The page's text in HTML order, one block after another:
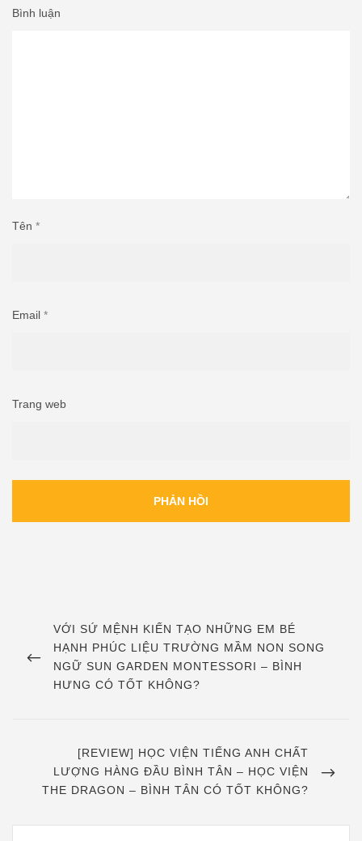
Bình luận
Tên *
Email *
Trang web
hướng
bài
PREVIOUS
POST
VỚI SỨ MỆNH KIẾN TẠO NHỮNG EM BÉ
HẠNH PHÚC LIỆU TRƯỜNG MẦM NON SONG
NGỮ SUN GARDEN MONTESSORI – BÌNH
HƯNG CÓ TỐT KHÔNG?
NEXT
POST
[REVIEW] HỌC VIỆN TIẾNG ANH CHẤT
LƯỢNG HÀNG ĐẦU BÌNH TÂN – HỌC VIỆN
THE DRAGON – BÌNH TÂN CÓ TỐT KHÔNG?